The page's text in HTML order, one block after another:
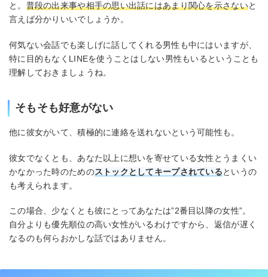
と。 普段の出来事や相手の思い出話にはあまり関心を示さないと
言えば分かりいいでしょうか。
何気ない会話でも楽しげに話してくれる男性も中にはいますが、
特に目的もなくLINEを使うことはしない男性もいるということも
理解しておきましょうね。
そもそも好意がない
他に彼女がいて、積極的に連絡を送れないという可能性も。
彼女でなくとも、あなた以上に想いを寄せている女性とうまくい
かなかった時のためのストックとしてキープされているというの
も考えられます。
この場合、少なくとも彼にとってあなたは”2番目以降の女性”。
自分よりも優先順位の高い女性がいるわけですから、返信が遅く
なるのも何らおかしな話ではありません。